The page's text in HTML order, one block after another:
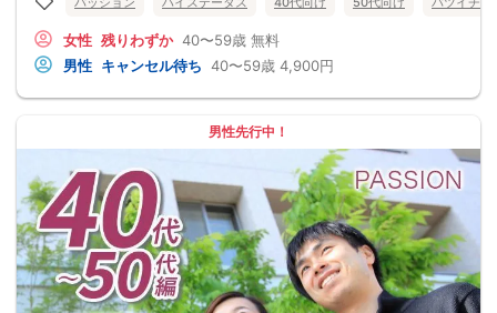
女性 残りわずか 40〜59歳 無料
男性 キャンセル待ち 40〜59歳 4,900円
男性先行中！